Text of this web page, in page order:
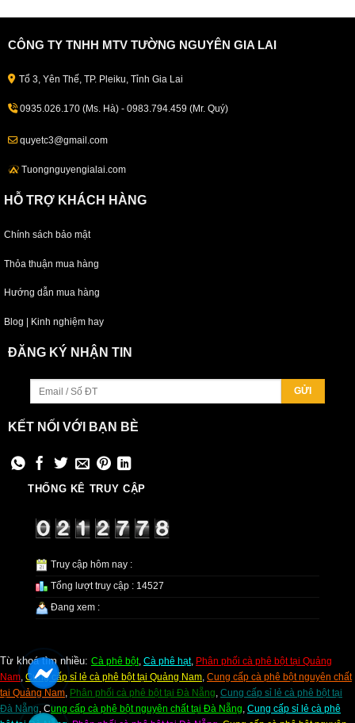
CÔNG TY TNHH MTV TƯỜNG NGUYÊN GIA LAI
Tổ 3, Yên Thế, TP. Pleiku, Tỉnh Gia Lai
0935.026.170 (Ms. Hà) - 0983.794.459 (Mr. Quý)
quyetc3@gmail.com
Tuongnguyengialai.com
HỖ TRỢ KHÁCH HÀNG
Chính sách bảo mật
Thỏa thuận mua hàng
Hướng dẫn mua hàng
Blog | Kinh nghiệm hay
ĐĂNG KÝ NHẬN TIN
KẾT NỐI VỚI BẠN BÈ
THỐNG KÊ TRUY CẬP
Truy cập hôm nay :
Tổng lượt truy cập : 14527
Đang xem :
Từ khoá tìm nhiều: Cà phê bột, Cà phê hạt, Phân phối cà phê bột tại Quảng
Nam Cung cấp sỉ lẻ cà phê bột tại Quảng Nam Cung cấp cà phê bột nguyên chất
tại Quảng Nam Phân phối cà phê bột tại Đà Nẵng Cung cấp sỉ lẻ cà phê bột tại
Đà Nẵng Cung cấp cà phê bột nguyên chất tại Đà Nẵng Cung cấp sỉ lẻ cà phê